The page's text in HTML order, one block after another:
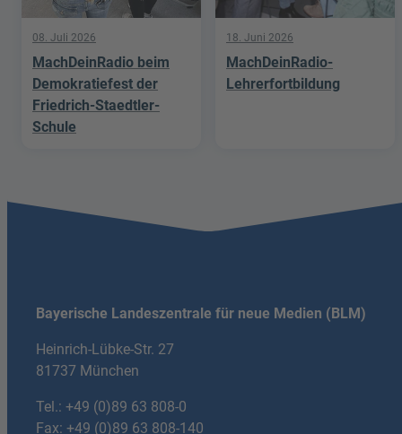
08. Juli 2026
MachDeinRadio beim
Demokratiefest der
Friedrich-Staedtler-
Schule
18. Juni 2026
MachDeinRadio-
Lehrerfortbildung
Bayerische Landeszentrale für neue Medien (BLM)
Heinrich-Lübke-Str. 27
81737 München
Tel.: +49 (0)89 63 808-0
Fax: +49 (0)89 63 808-140